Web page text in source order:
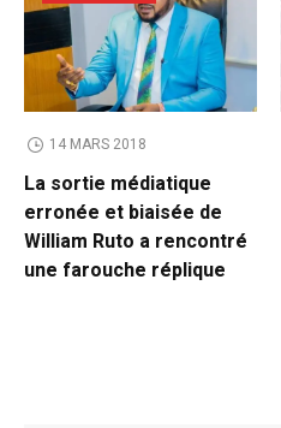
14 MARS 2018
La sortie médiatique
erronée et biaisée de
William Ruto a rencontré
une farouche réplique